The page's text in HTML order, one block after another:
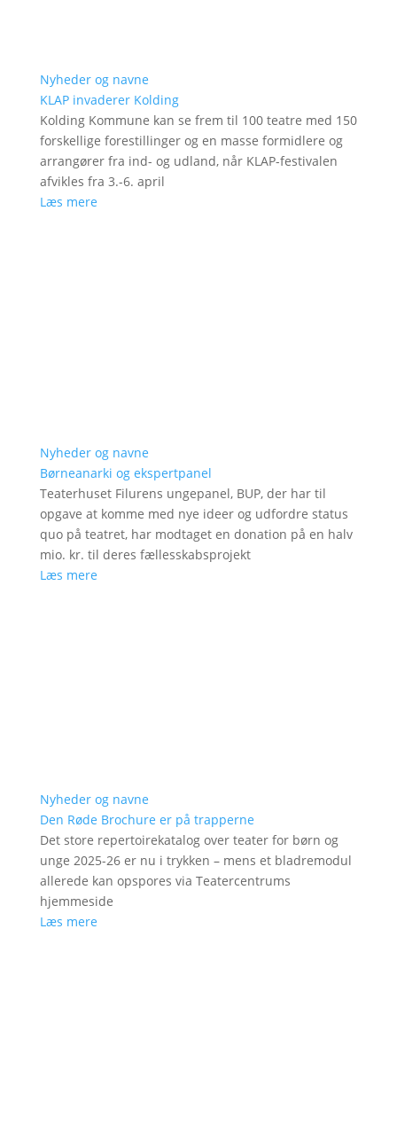
Nyheder og navne
KLAP invaderer Kolding
Kolding Kommune kan se frem til 100 teatre med 150
forskellige forestillinger og en masse formidlere og
arrangører fra ind- og udland, når KLAP-festivalen
afvikles fra 3.-6. april
Læs mere
Nyheder og navne
Børneanarki og ekspertpanel
Teaterhuset Filurens ungepanel, BUP, der har til
opgave at komme med nye ideer og udfordre status
quo på teatret, har modtaget en donation på en halv
mio. kr. til deres fællesskabsprojekt
Læs mere
Nyheder og navne
Den Røde Brochure er på trapperne
Det store repertoirekatalog over teater for børn og
unge 2025-26 er nu i trykken – mens et bladremodul
allerede kan opspores via Teatercentrums
hjemmeside
Læs mere